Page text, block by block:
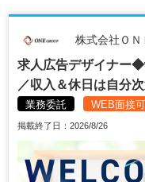
株式会社ＯＮ
求人広告デザイナー
／収入＆休日は自分
業務委託 WEB面接
掲載終了日：2026/8/26